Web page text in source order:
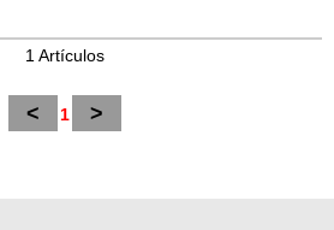
1 Artículos
< 1 >